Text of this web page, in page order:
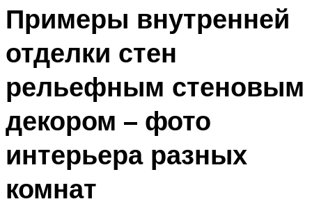
Примеры внутренней
отделки стен
рельефным стеновым
декором – фото
интерьера разных
комнат